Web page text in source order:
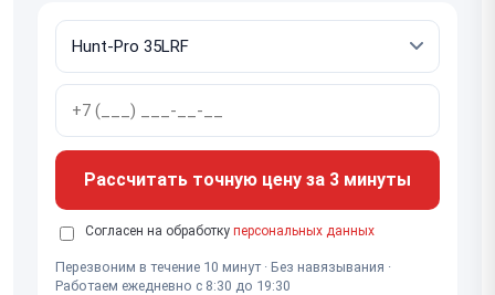
Рассчитать точную цену за 3 минуты
Согласен на обработку персональных данных
Перезвоним в течение 10 минут · Без навязывания ·
Работаем ежедневно с 8:30 до 19:30